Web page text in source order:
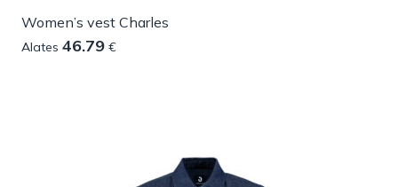
Women’s vest Charles
Alates 46.79 €